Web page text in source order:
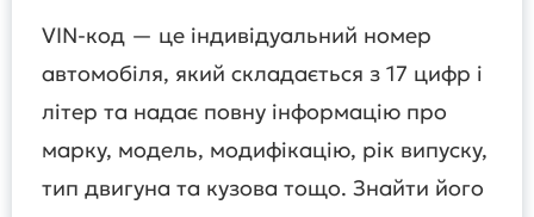
VIN-код — це індивідуальний номер
автомобіля, який складається з 17 цифр і
літер та надає повну інформацію про
марку, модель, модифікацію, рік випуску,
тип двигуна та кузова тощо. Знайти його